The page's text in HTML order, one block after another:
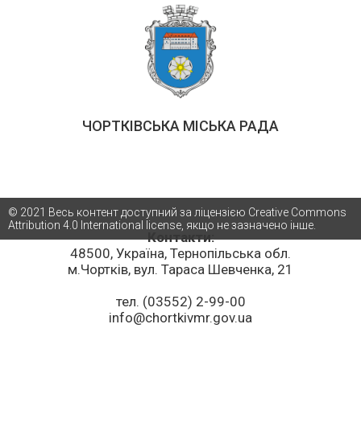
ЧОРТКІВСЬКА МІСЬКА РАДА
Контакти:
48500, Україна, Тернопільська обл.
м.Чортків, вул. Тараса Шевченка, 21
тел. (03552) 2-99-00
info@chortkivmr.gov.ua
© 2021 Весь контент доступний за ліцензією Creative Commons
Attribution 4.0 International license, якщо не зазначено інше.